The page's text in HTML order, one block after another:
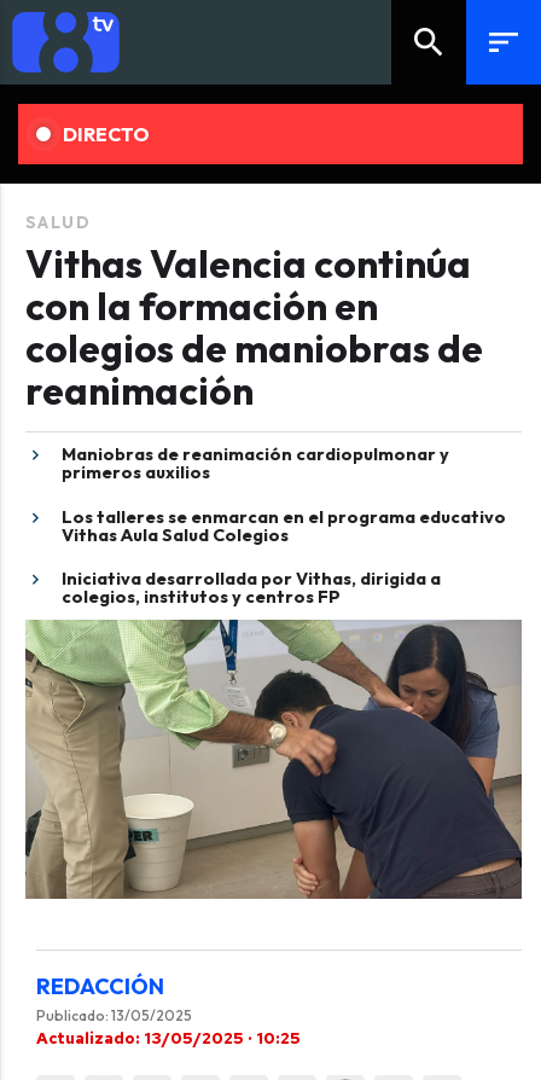
search sort
DIRECTO
SALUD
Vithas Valencia continúa
con la formación en
colegios de maniobras de
reanimación
Maniobras de reanimación cardiopulmonar y
primeros auxilios
Los talleres se enmarcan en el programa educativo
Vithas Aula Salud Colegios
Iniciativa desarrollada por Vithas, dirigida a
colegios, institutos y centros FP
REDACCIÓN
Publicado: 13/05/2025
Actualizado: 13/05/2025 · 10:25